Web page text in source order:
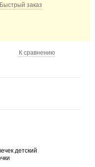
Быстрыйзаказ
К сравнению